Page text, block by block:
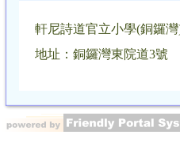
軒尼詩道官立小學(銅鑼
地址：銅鑼灣東院道3號